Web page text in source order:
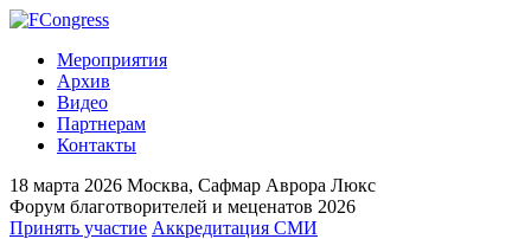
Мероприятия
Архив
Видео
Партнерам
Контакты
18 марта 2026 Москва, Сафмар Аврора Люкс
Форум благотворителей и меценатов 2026
Принять участие Аккредитация СМИ